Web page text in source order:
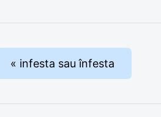
« infesta sau înfesta